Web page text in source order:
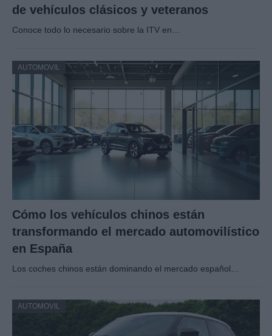
de vehículos clásicos y veteranos
Conoce todo lo necesario sobre la ITV en…
AUTOMOVIL
Cómo los vehículos chinos están
transformando el mercado automovilístico
en España
Los coches chinos están dominando el mercado español…
AUTOMOVIL